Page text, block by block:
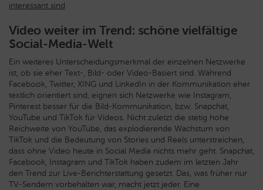
interessant sind
Video weiter im Trend: schöne vielfältige
Social-Media-Welt
Ein weiteres Unterscheidungsmerkmal der einzelnen Netzwerke
ist, ob sie eher Text-, Bild- oder Video-Basiert sind. Während
Facebook, Twitter, XING und LinkedIn in der Kommunikation eher
textlich orientiert sind, eignen sich Netzwerke wie Instagram,
Pinterest besser für die Bild-Kommunikation, bzw. Snapchat,
YouTube und TikTok für Videos. Nicht zuletzt die stetig hohe
Reichweite von YouTube, das explodierende Wachstum von
TikTok und die Bedeutung von Stories und Reels unterstreichen,
dass ohne Video heute in Social Media nichts mehr geht. Snapchat,
Facebook, Instagram und TikTok haben zudem im letzten Jahr
den Trend zur Live-Berichterstattung gesetzt. Das, was früher nur
TV-Sendern vorbehalten war, macht jetzt jeder. Eine